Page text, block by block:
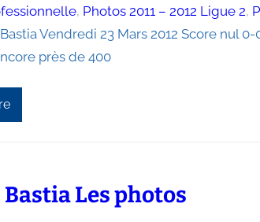
, Photos 2011 – 2012 Ligue 2,
Vendredi 23 Mars 2012 Score nul
près de 400
Bastia Les photos